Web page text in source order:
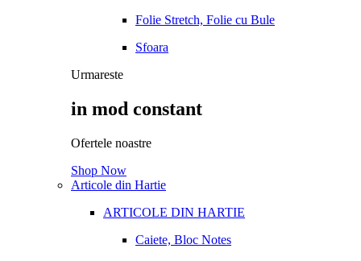
Folie Stretch, Folie cu Bule
Sfoara
Urmareste
in mod constant
Ofertele noastre
Shop Now
Articole din Hartie
ARTICOLE DIN HARTIE
Caiete, Bloc Notes